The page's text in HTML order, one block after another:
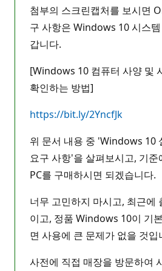
첨부의 스크린캡처를 보시면
구 사항은 Windows 10 시스
갑니다.
[Windows 10 컴퓨터 사양 및
확인하는 방법]
https://bit.ly/2YncfJk
위 문서 내용 중 'Windows 10
요구 사항'을 살펴보시고, 기준
PC를 구매하시면 되겠습니다.
너무 고민하지 마시고, 최근에
이고, 정품 Windows 10이 기
면 사용에 큰 문제가 없을 것입
사전에 직접 매장을 방문하여